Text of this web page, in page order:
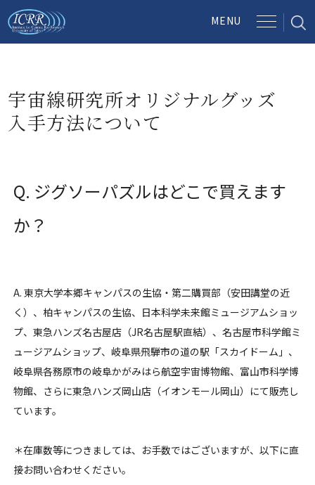
宇宙線研究所オリジナルグッズ
入手方法について
Q. ジグソーパズルはどこで買えます
か？
A. 東京大学本郷キャンパスの生協・第二購買部（安田講堂の近
く）、柏キャンパスの生協、日本科学未来館ミュージアムショッ
プ、東急ハンズ名古屋店（JR名古屋駅直結）、名古屋市科学館ミ
ュージアムショップ、岐阜県飛騨市の道の駅「スカイドーム」、
岐阜県各務原市の岐阜かがみはら航空宇宙博物館、富山市科学博
物館、さらに東急ハンズ岡山店（イオンモール岡山）にて販売し
ています。
＊在庫数等につきましては、お手数ではございますが、以下に直
接お問い合わせください。